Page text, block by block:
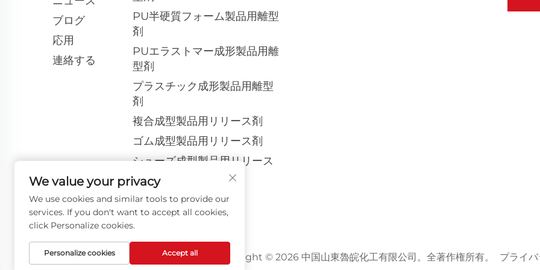
ブログ
応用
連絡する
PU半硬質フォーム製品用離型
剤
PUエラストマー成形製品用離
型剤
プラスチック成形製品用離型
剤
複合成型製品用リリース剤
ゴム成型製品用リリース剤
シューズ成型製品用リリース
剤
顔料ペースト
その他の商品
Copyright © 2026 中国山東魯皖化工有限公司。全著作権所有。 プライ
We value your privacy
We use cookies and similar tools to provide our
services. If you don't want to accept all cookies,
click Personalize cookies.
Personalize cookies Accept all